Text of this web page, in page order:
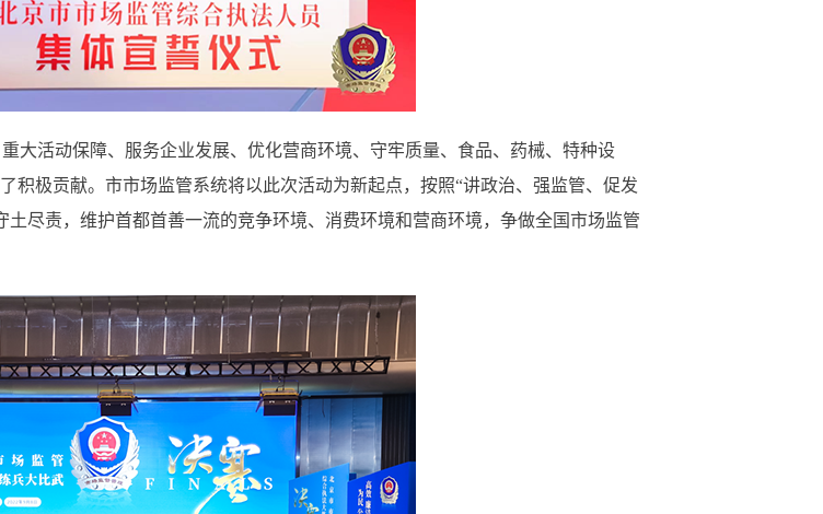
大活动保障、服务企业发展、优化营商环境、守牢质量、食品、药械、特种设
积极贡献。市市场监管系统将以此次活动为新起点，按照“讲政治、强监管、促发
尽责，维护首都首善一流的竞争环境、消费环境和营商环境，争做全国市场监管